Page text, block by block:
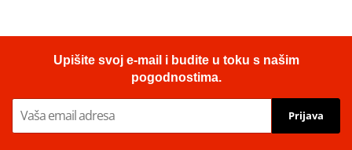
Proizvođač
MIVV
APPROVAL
Position
Upišite svoj e-mail i budite u toku s našim
pogodnostima.
Prijava